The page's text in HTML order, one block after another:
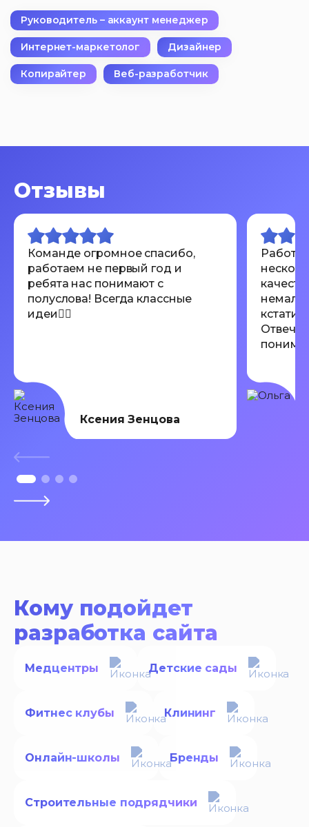
Руководитель – аккаунт менеджер
Интернет-маркетолог Дизайнер
Копирайтер Веб-разработчик
Отзывы
Команде огромное спасибо,
работаем не первый год и
ребята нас понимают с
полуслова! Всегда классные
идеи👍🏾
Ксения Зенцова
кстати
Кому подойдет
разработка сайта
Медцентры Детские сады
Фитнес клубы Клининг
Онлайн-школы Бренды
Строительные подрядчики